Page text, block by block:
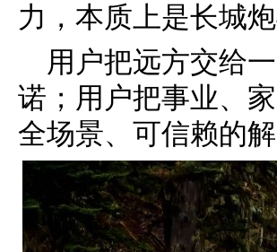
力，本质上是长城
用户把远方交给
诺；用户把事业、
全场景、可信赖的解